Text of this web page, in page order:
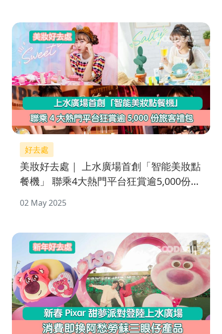
好去處
美妝好去處｜ 上水廣場首創「智能美妝點
餐機」 聯乘4大熱門平台狂賞逾5,000份旅
02 May 2025